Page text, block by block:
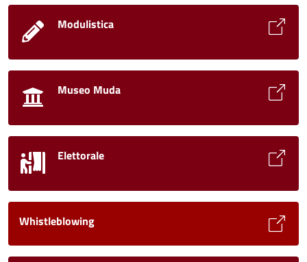
Modulistica
Museo Muda
Elettorale
Whistleblowing